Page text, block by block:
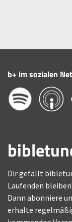
b+ im sozialen
Dir gefällt
Laufenden
Dann abonniere
erhalte